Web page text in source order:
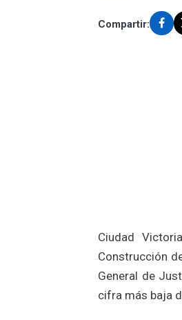
Compartir:
Ciudad
Construcción
General de
cifra más baja